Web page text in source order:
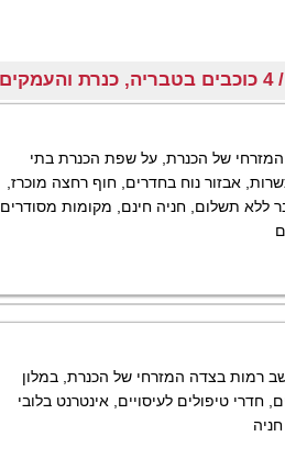
המזרחי של הכנרת, על שפת הכנרת בתי
אבזור נוח בחדרים, חוף רחצה מוכרז,
ללא תשלום, חניה חינם, מקומות מסודרים
רמות בצדה המזרחי של הכנרת, במלון
חדרי טיפולים לעיסויים, אינטרנט בלובי